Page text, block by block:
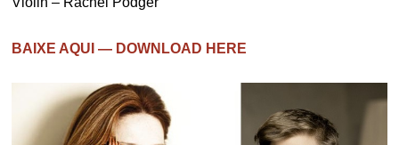
BAIXE AQUI — DOWNLOAD HERE